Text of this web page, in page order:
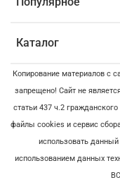
Каталог
Копирование материалов с
запрещено! Сайт не
статьи 437 ч.2
файлы cookies и сервис
использовать
использованием данных